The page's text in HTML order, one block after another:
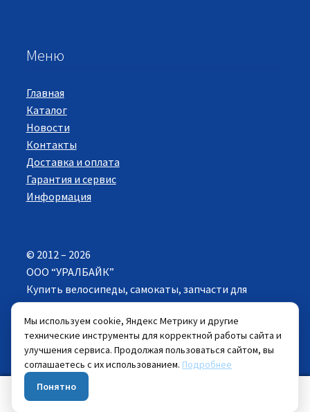
Меню
Главная
Каталог
Новости
Контакты
Доставка и оплата
Гарантия и сервис
Информация
© 2012 – 2026
ООО “УРАЛБАЙК”
Купить велосипеды, самокаты, запчасти для
велосипедов в Екатеринбурге. Все права
защищены.
Цены указанные на сайте действуют при
самовывозе велосипеда из розничных магазинов.
Мы используем cookie, Яндекс Метрику и другие
технические инструменты для корректной работы сайта и
улучшения сервиса. Продолжая пользоваться сайтом, вы
соглашаетесь с их использованием. Подробнее
Понятно